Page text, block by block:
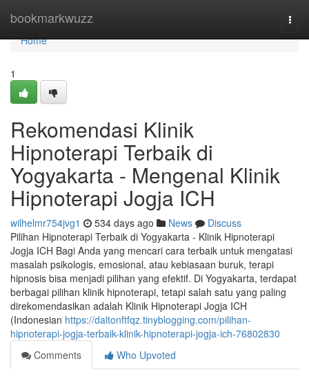
bookmarkwuzz
Home
Home
1
Rekomendasi Klinik
Hipnoterapi Terbaik di
Yogyakarta - Mengenal Klinik
Hipnoterapi Jogja ICH
wilhelmr754jvg1 534 days ago News
Discuss
Pilihan Hipnoterapi Terbaik di Yogyakarta - Klinik Hipnoterapi
Jogja ICH Bagi Anda yang mencari cara terbaik untuk mengatasi
masalah psikologis, emosional, atau kebiasaan buruk, terapi
hipnosis bisa menjadi pilihan yang efektif. Di Yogyakarta, terdapat
berbagai pilihan klinik hipnoterapi, tetapi salah satu yang paling
direkomendasikan adalah Klinik Hipnoterapi Jogja ICH
(Indonesian https://daltonftfqz.tinyblogging.com/pilihan-
hipnoterapi-jogja-terbaik-klinik-hipnoterapi-jogja-ich-76802830
Comments
Who Upvoted